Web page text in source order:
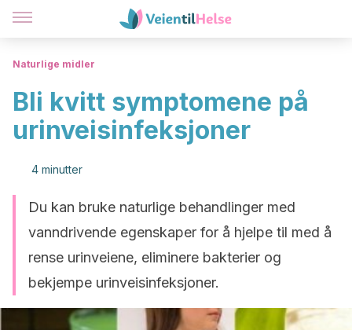
Naturlige midler
Bli kvitt symptomene på
urinveisinfeksjoner
4 minutter
Du kan bruke naturlige behandlinger med
vanndrivende egenskaper for å hjelpe til med å
rense urinveiene, eliminere bakterier og
bekjempe urinveisinfeksjoner.